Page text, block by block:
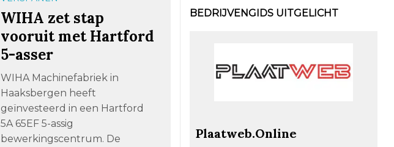
WIHA zet stap
vooruit met Hartford
5-asser
WIHA Machinefabriek in
Haaksbergen heeft
geïnvesteerd in een Hartford
5A 65EF 5-assig
bewerkingscentrum. De
BEDRIJVENGIDS UITGELICHT
Plaatweb.Online